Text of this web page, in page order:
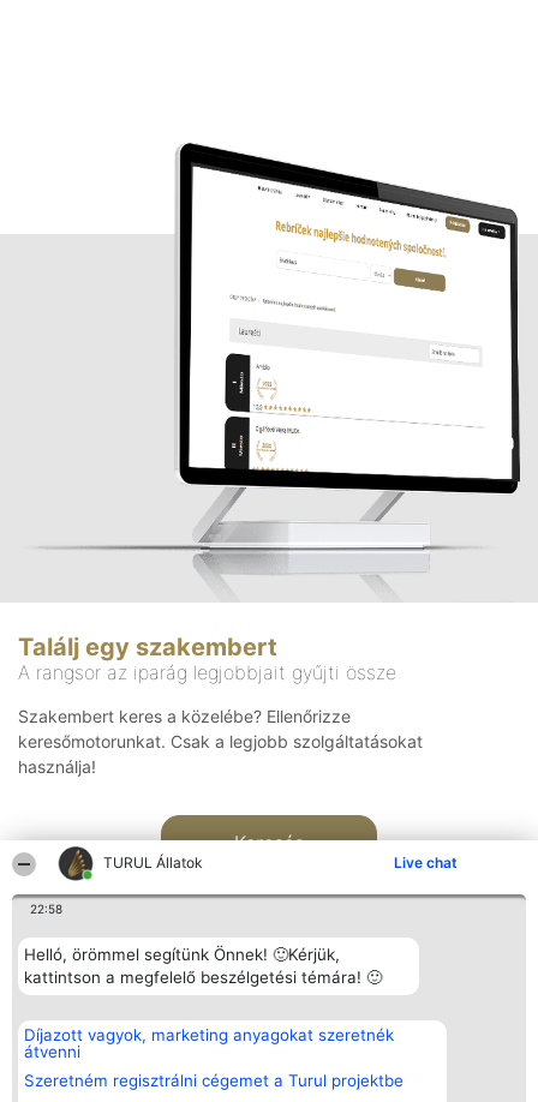
TURUL Állatok Live chat
22:58
Helló, örömmel segítünk Önnek! 🙂Kérjük,
kattintson a megfelelő beszélgetési témára! 🙂
Díjazott vagyok, marketing anyagokat szeretnék
átvenni
Szeretném regisztrálni cégemet a Turul projektbe
Találj egy szakembert
A rangsor az iparág legjobbjait gyűjti össze
Szakembert keres a közelébe? Ellenőrizze
keresőmotorunkat. Csak a legjobb szolgáltatásokat
használja!
Keresés
Rangsorszervező
SC Beautiful Company S.R.L.
Bulevardul Aleea Timișul De
Sus Nr. 2, Bl. A30, Sc. A, Et.
4, Ap. 13
Népszavazás
Nyertesek
listája
Elérhetőség
Elérhetőség